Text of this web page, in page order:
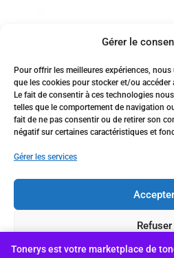
Gérer le
Pour offrir les meilleures expériences,
que les cookies pour stocker et/ou
Le fait de consentir à ces technologies
telles que le comportement de navigation
fait de ne pas consentir ou de retirer son
négatif sur certaines caractéristiques et
Gérer les services
Accepter
Refuser
Tonerys est votre marketplace de
Toner
C9722A/ye
د.ج7,500
Vendu par:africapap.com
Conçu et hébergé